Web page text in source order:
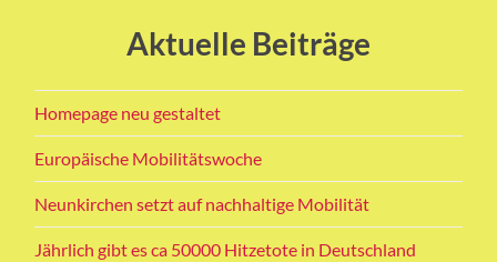
Aktuelle Beiträge
Homepage neu gestaltet
Europäische Mobilitätswoche
Neunkirchen setzt auf nachhaltige Mobilität
Jährlich gibt es ca 50000 Hitzetote in Deutschland